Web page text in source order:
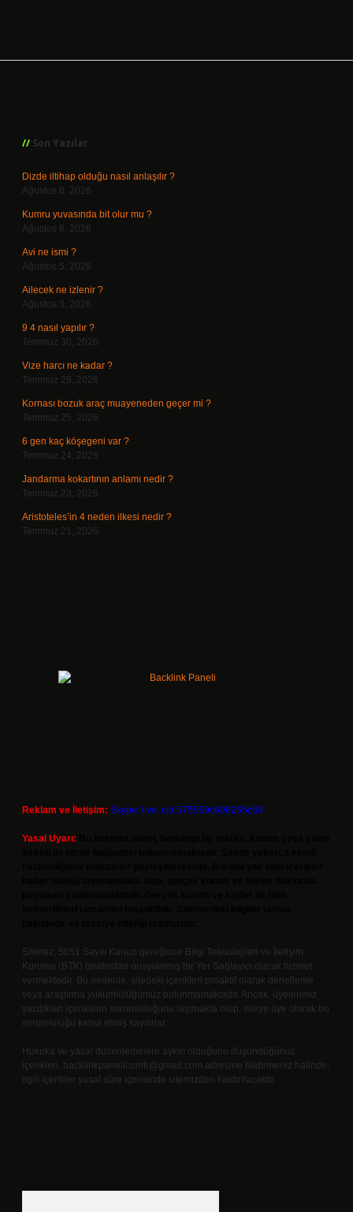
Son Yazılar
Dizde iltihap olduğu nasıl anlaşılır ?
Ağustos 6, 2026
Kumru yuvasında bit olur mu ?
Ağustos 6, 2026
Avi ne ismi ?
Ağustos 5, 2026
Ailecek ne izlenir ?
Ağustos 3, 2026
9 4 nasıl yapılır ?
Temmuz 30, 2026
Vize harcı ne kadar ?
Temmuz 29, 2026
Kornası bozuk araç muayeneden geçer mi ?
Temmuz 25, 2026
6 gen kaç köşegeni var ?
Temmuz 24, 2026
Jandarma kokartının anlamı nedir ?
Temmuz 23, 2026
Aristoteles’in 4 neden ilkesi nedir ?
Temmuz 21, 2026
Reklam ve İletişim: Skype: live:.cid.575569c608265c69
Yasal Uyarı:
Sitemiz, 5651 Sayılı Kanun gereğince Bilgi Teknolojileri ve İletişim
Kurumu (BTK) tarafından onaylanmış bir Yer Sağlayıcı olarak hizmet
vermektedir. Bu nedenle, sitedeki içerikleri proaktif olarak denetleme
veya araştırma yükümlülüğümüz bulunmamaktadır. Ancak, üyelerimiz
yazdıkları içeriklerin sorumluluğunu taşımakta olup, siteye üye olarak bu
sorumluluğu kabul etmiş sayılırlar.
Hukuka ve yasal düzenlemelere aykırı olduğunu düşündüğünüz
içerikleri, backlinkpanelicomtr@gmail.com adresine bildirmeniz halinde,
ilgili içerikler yasal süre içerisinde sitemizden kaldırılacaktır.